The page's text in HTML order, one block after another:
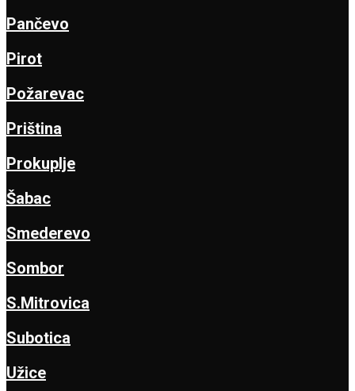
Pančevo
Pirot
Požarevac
Priština
Prokuplje
Šabac
Smederevo
Sombor
S.Mitrovica
Subotica
Užice